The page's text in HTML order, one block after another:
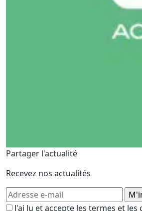
Partager l'actualité
Recevez nos actualités
J'ai lu et accepte les termes et les